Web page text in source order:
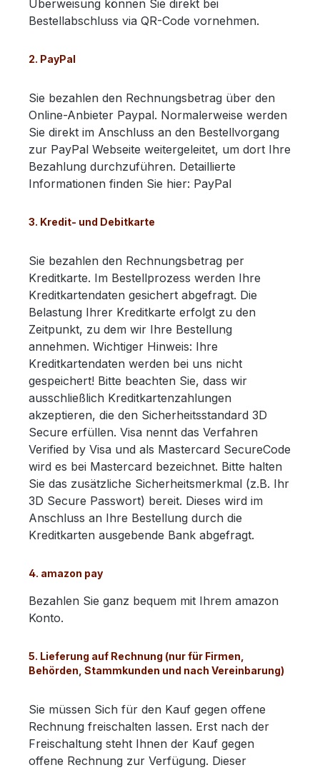
Überweisung können Sie direkt bei
Bestellabschluss via QR-Code vornehmen.
2. PayPal
Sie bezahlen den Rechnungsbetrag über den
Online-Anbieter Paypal. Normalerweise werden
Sie direkt im Anschluss an den Bestellvorgang
zur PayPal Webseite weitergeleitet, um dort Ihre
Bezahlung durchzuführen. Detaillierte
Informationen finden Sie hier: PayPal
3. Kredit- und Debitkarte
Sie bezahlen den Rechnungsbetrag per
Kreditkarte. Im Bestellprozess werden Ihre
Kreditkartendaten gesichert abgefragt. Die
Belastung Ihrer Kreditkarte erfolgt zu den
Zeitpunkt, zu dem wir Ihre Bestellung
annehmen. Wichtiger Hinweis: Ihre
Kreditkartendaten werden bei uns nicht
gespeichert! Bitte beachten Sie, dass wir
ausschließlich Kreditkartenzahlungen
akzeptieren, die den Sicherheitsstandard 3D
Secure erfüllen. Visa nennt das Verfahren
Verified by Visa und als Mastercard SecureCode
wird es bei Mastercard bezeichnet. Bitte halten
Sie das zusätzliche Sicherheitsmerkmal (z.B. Ihr
3D Secure Passwort) bereit. Dieses wird im
Anschluss an Ihre Bestellung durch die
Kreditkarten ausgebende Bank abgefragt.
4. amazon pay
Bezahlen Sie ganz bequem mit Ihrem amazon
Konto.
5. Lieferung auf Rechnung (nur für Firmen,
Behörden, Stammkunden und nach Vereinbarung)
Sie müssen Sich für den Kauf gegen offene
Rechnung freischalten lassen. Erst nach der
Freischaltung steht Ihnen der Kauf gegen
offene Rechnung zur Verfügung. Dieser